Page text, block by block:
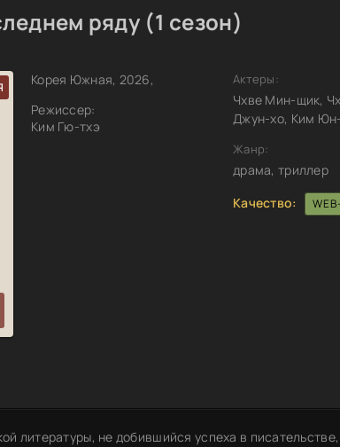
ряду (1 сезон)
Корея Южная, 2026,
Режиссер:
Ким Гю-тхэ
Актеры:
Чхве Мин-щик,
Джун-хо, Ким
Жанр:
драма, триллер
Качество:
литературы, не добившийся успеха в